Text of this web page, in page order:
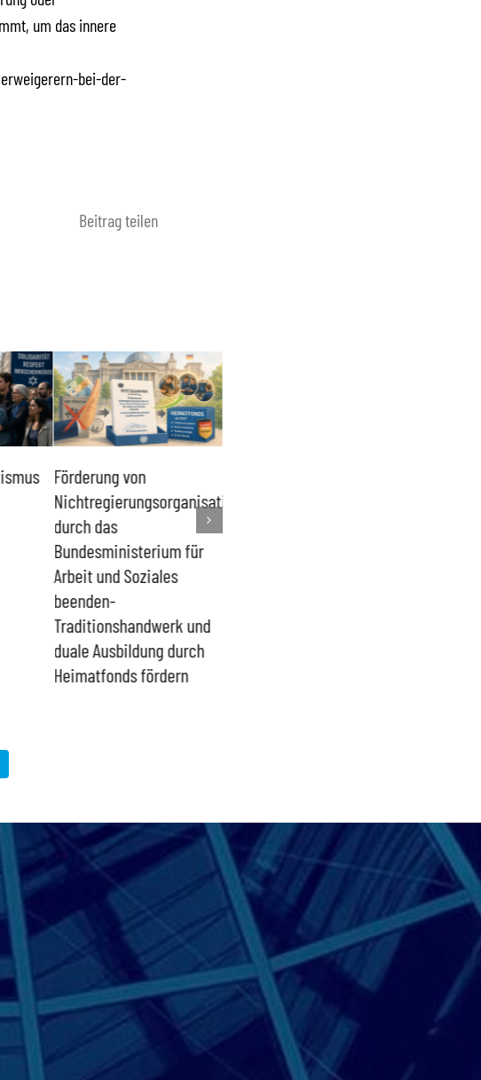
um das innere
bei-der-
Beitrag teilen
Förderung von
Nichtregierungsorganisationen
durch das
Bundesministerium für
Arbeit und Soziales
beenden-
Traditionshandwerk und
duale Ausbildung durch
Heimatfonds fördern